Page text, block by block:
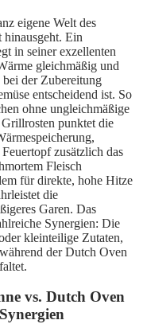
eigene Welt des
Ein
in seiner exzellenten
gleichmäßig und
der Zubereitung
entscheidend ist. So
ohne ungleichmäßige
punktet die
zusätzlich das
Fleisch
für direkte, hohe Hitze
die
Garen. Das
Synergien: Die
kleinteilige Zutaten,
der Dutch Oven
vs. Dutch Oven